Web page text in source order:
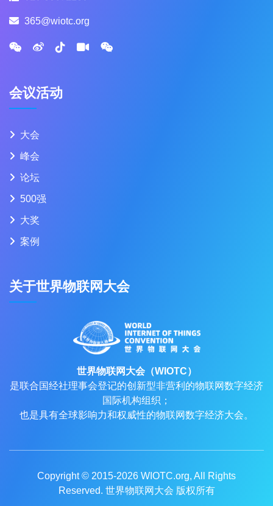
365@wiotc.org
会议活动
大会
峰会
论坛
500强
大奖
案例
关于世界物联网大会
世界物联网大会（WIOTC）
是联合国经社理事会登记的创新型非营利的物联网数字经济
国际机构组织；
也是具有全球影响力和权威性的物联网数字经济大会。
Copyright © 2015-2026 WIOTC.org, All Rights
Reserved. 世界物联网大会 版权所有